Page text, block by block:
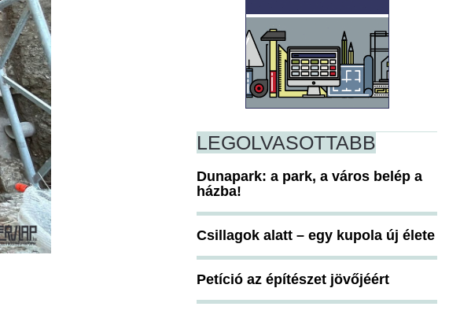
LEGOLVASOTTABB
Dunapark: a park, a város belép a
házba!
Csillagok alatt – egy kupola új élete
Petíció az építészet jövőjéért